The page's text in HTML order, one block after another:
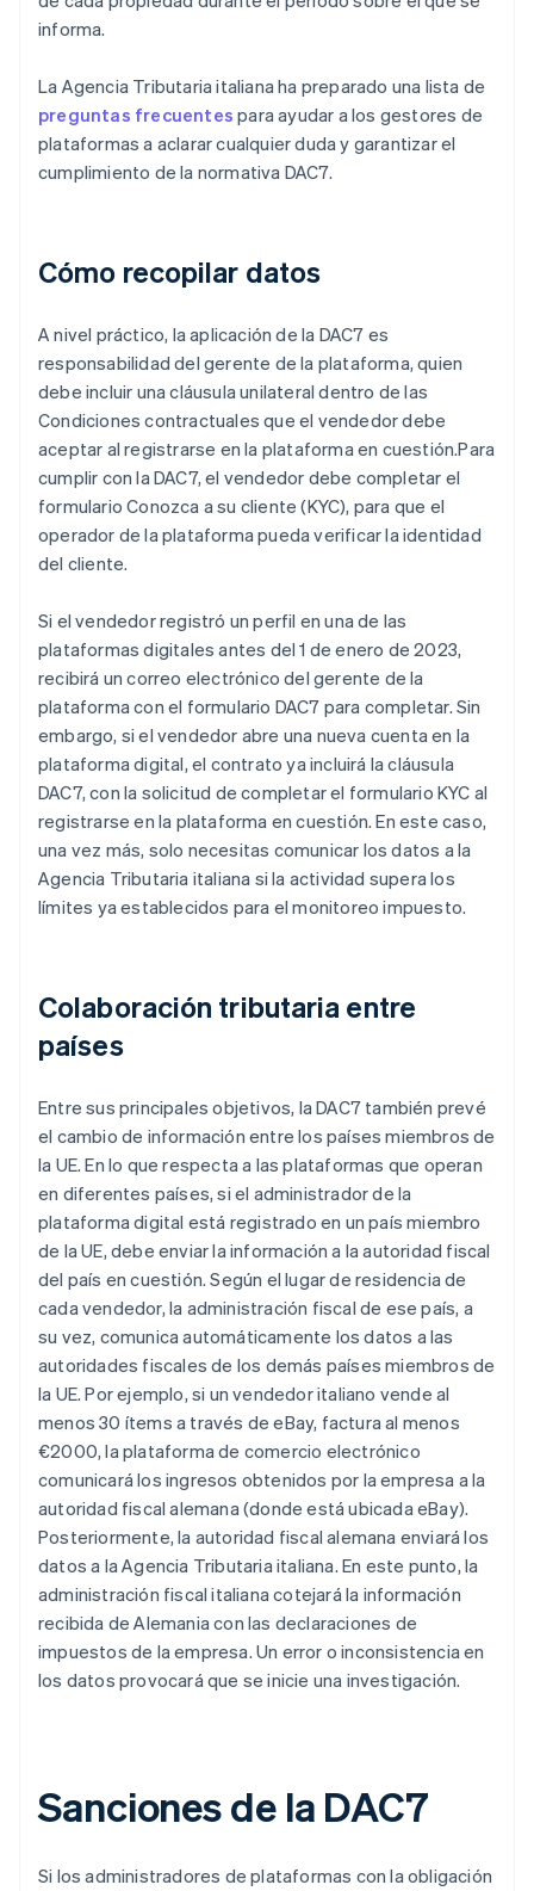
informa.
La Agencia Tributaria italiana ha preparado una lista de
preguntas frecuentes para ayudar a los gestores de
plataformas a aclarar cualquier duda y garantizar el
cumplimiento de la normativa DAC7.
Cómo recopilar datos
A nivel práctico, la aplicación de la DAC7 es
responsabilidad del gerente de la plataforma, quien
debe incluir una cláusula unilateral dentro de las
Condiciones contractuales que el vendedor debe
aceptar al registrarse en la plataforma en cuestión.Para
cumplir con la DAC7, el vendedor debe completar el
formulario Conozca a su cliente (KYC), para que el
operador de la plataforma pueda verificar la identidad
del cliente.
Si el vendedor registró un perfil en una de las
plataformas digitales antes del 1 de enero de 2023,
recibirá un correo electrónico del gerente de la
plataforma con el formulario DAC7 para completar. Sin
embargo, si el vendedor abre una nueva cuenta en la
plataforma digital, el contrato ya incluirá la cláusula
DAC7, con la solicitud de completar el formulario KYC al
registrarse en la plataforma en cuestión. En este caso,
una vez más, solo necesitas comunicar los datos a la
Agencia Tributaria italiana si la actividad supera los
límites ya establecidos para el monitoreo impuesto.
Colaboración tributaria entre
países
Entre sus principales objetivos, la DAC7 también prevé
el cambio de información entre los países miembros de
la UE. En lo que respecta a las plataformas que operan
en diferentes países, si el administrador de la
plataforma digital está registrado en un país miembro
de la UE, debe enviar la información a la autoridad fiscal
del país en cuestión. Según el lugar de residencia de
cada vendedor, la administración fiscal de ese país, a
su vez, comunica automáticamente los datos a las
autoridades fiscales de los demás países miembros de
la UE. Por ejemplo, si un vendedor italiano vende al
menos 30 ítems a través de eBay, factura al menos
€2000, la plataforma de comercio electrónico
comunicará los ingresos obtenidos por la empresa a la
autoridad fiscal alemana (donde está ubicada eBay).
Posteriormente, la autoridad fiscal alemana enviará los
datos a la Agencia Tributaria italiana. En este punto, la
administración fiscal italiana cotejará la información
recibida de Alemania con las declaraciones de
impuestos de la empresa. Un error o inconsistencia en
los datos provocará que se inicie una investigación.
Sanciones de la DAC7
Si los administradores de plataformas con la obligación